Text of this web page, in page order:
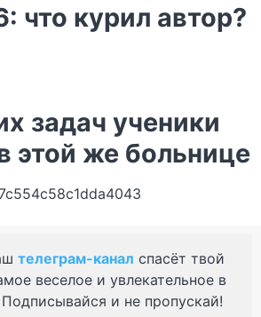
что курил автор?
задач ученики
этой же больнице
телеграм-канал спасёт твой
веселое и увлекательное в
и не пропускай!